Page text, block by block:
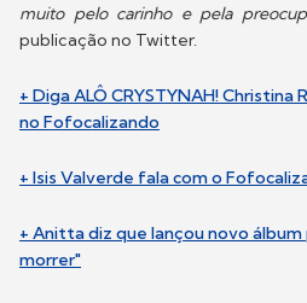
muito pelo carinho e pela
publicação no Twitter.
+ Diga ALÔ CRYSTYNAH! Christina
no Fofocalizando
+ Isis Valverde fala com o
+ Anitta diz que lançou novo
morrer"